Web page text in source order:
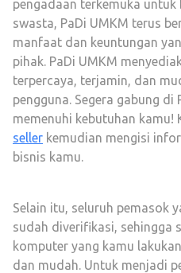
pengadaan terkemuka untuk
swasta, PaDi UMKM terus
manfaat dan keuntungan
pihak. PaDi UMKM
terpercaya, terjamin, dan
pengguna. Segera gabung di
memenuhi kebutuhan kamu!
seller kemudian mengisi
bisnis kamu.
Selain itu, seluruh pemasok
sudah diverifikasi, sehingga
komputer yang kamu
dan mudah. Untuk menjadi